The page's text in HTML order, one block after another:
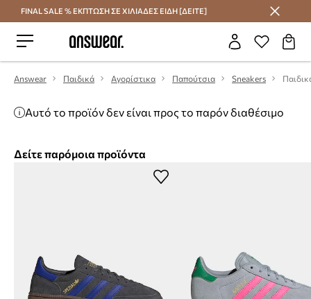
Εξοικονομήστε με το Answear Club
FINAL SALE % ΕΚΠΤΩΣΗ ΣΕ ΧΙΛΙΑΔΕΣ ΕΙΔΗ [ΔΕΙΤΕ]
Answear Παιδικά Αγορίστικα Παπούτσια Sneakers
Αυτό το προϊόν δεν είναι προς το παρόν διαθέσιμο
Δείτε παρόμοια προϊόντα